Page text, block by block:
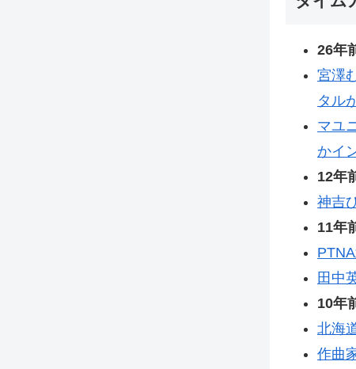
26年
宮澤
タル
マユ
かイ
12年
神吉
11年
田中
10年
北海
作曲